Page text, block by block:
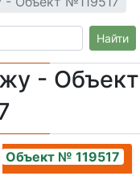
Найти
- Объект
Объект № 119517